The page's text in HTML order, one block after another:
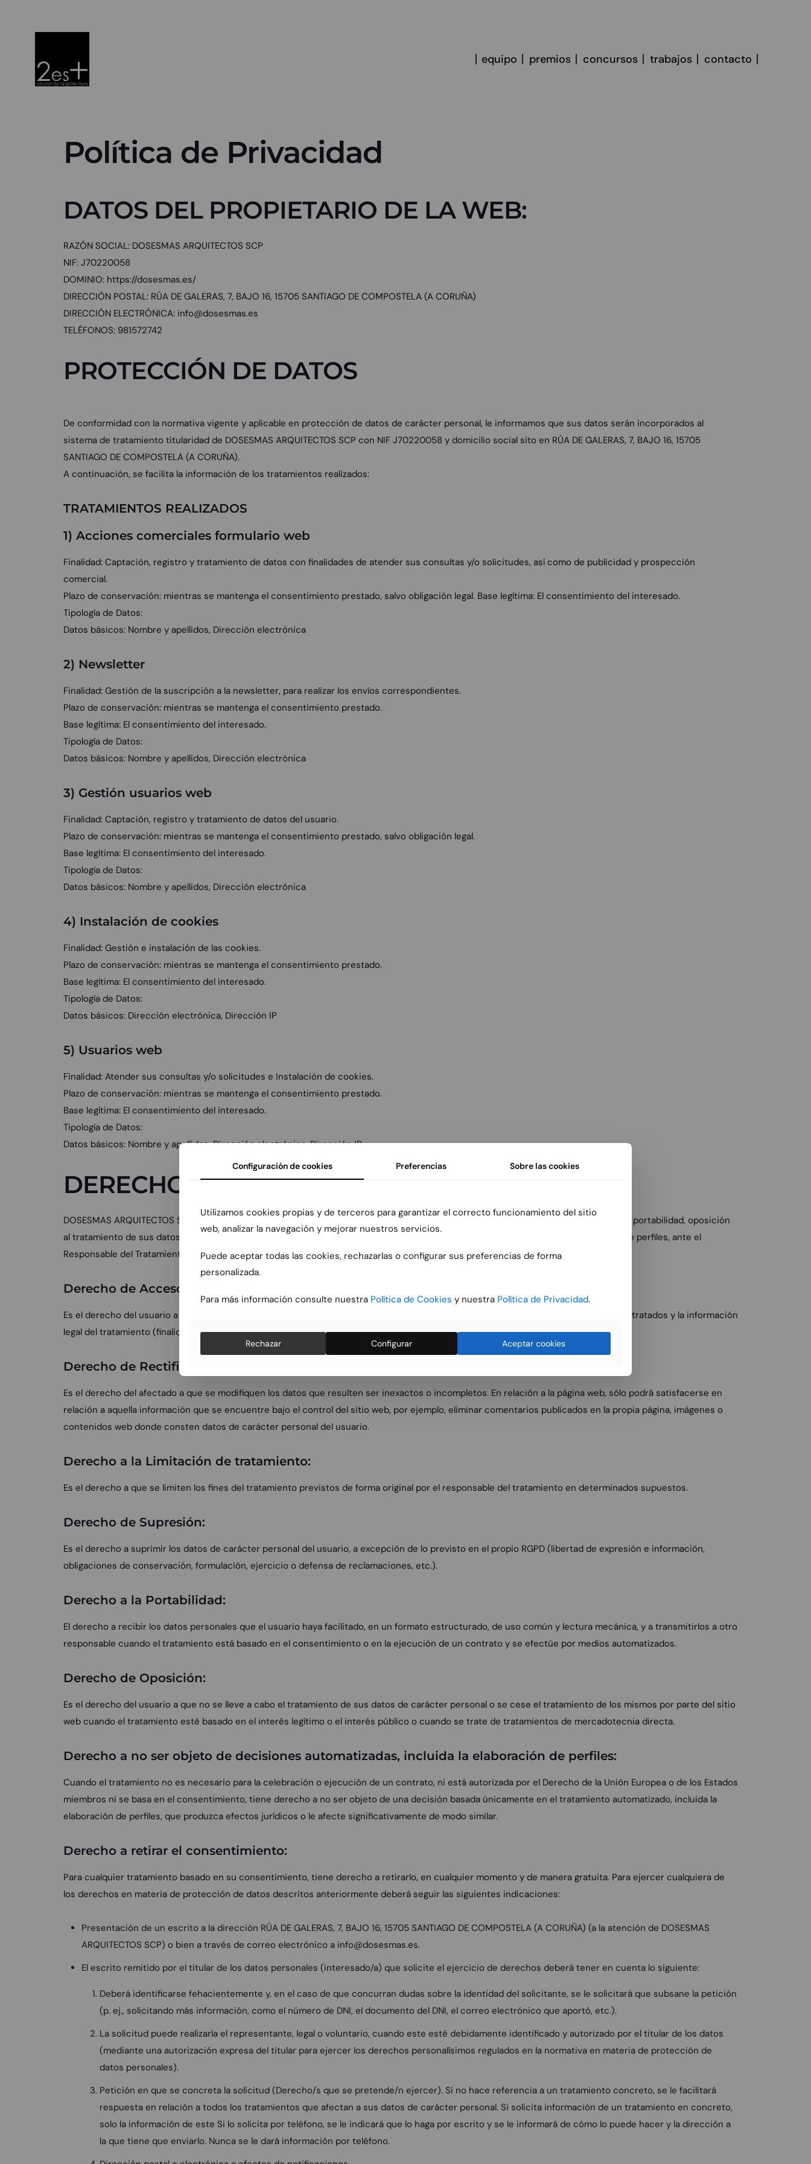
equipo premios concursos trabajos contacto
Política de Privacidad
DATOS DEL PROPIETARIO DE LA WEB:
RAZÓN SOCIAL: DOSESMAS ARQUITECTOS SCP
NIF: J70220058
DOMINIO: https://dosesmas.es/
DIRECCIÓN POSTAL: RÚA DE GALERAS, 7, BAJO 16, 15705 SANTIAGO DE COMPOSTELA (A CORUÑA)
DIRECCIÓN ELECTRÓNICA: info@dosesmas.es
TELÉFONOS: 981572742
PROTECCIÓN DE DATOS
De conformidad con la normativa vigente y aplicable en protección de datos de carácter personal, le informamos que sus datos serán incorporados al
sistema de tratamiento titularidad de DOSESMAS ARQUITECTOS SCP con NIF J70220058 y domicilio social sito en RÚA DE GALERAS, 7, BAJO 16, 15705
SANTIAGO DE COMPOSTELA (A CORUÑA).
A continuación, se facilita la información de los tratamientos realizados:
TRATAMIENTOS REALIZADOS
1) Acciones comerciales formulario web
Finalidad: Captación, registro y tratamiento de datos con finalidades de atender sus consultas y/o solicitudes, así como de publicidad y prospección
comercial.
Plazo de conservación: mientras se mantenga el consentimiento prestado, salvo obligación legal. Base legítima: El consentimiento del interesado.
Tipología de Datos:
Datos básicos: Nombre y apellidos, Dirección electrónica
2) Newsletter
Finalidad: Gestión de la suscripción a la newsletter, para realizar los envíos correspondientes.
Plazo de conservación: mientras se mantenga el consentimiento prestado.
Base legítima: El consentimiento del interesado.
Tipología de Datos:
Datos básicos: Nombre y apellidos, Dirección electrónica
3) Gestión usuarios web
Finalidad: Captación, registro y tratamiento de datos del usuario.
Plazo de conservación: mientras se mantenga el consentimiento prestado, salvo obligación legal.
Base legítima: El consentimiento del interesado.
Tipología de Datos:
Datos básicos: Nombre y apellidos, Dirección electrónica
4) Instalación de cookies
Finalidad: Gestión e instalación de las cookies.
Plazo de conservación: mientras se mantenga el consentimiento prestado.
Base legítima: El consentimiento del interesado.
Tipología de Datos:
Datos básicos: Dirección electrónica, Dirección IP
5) Usuarios web
Finalidad: Atender sus consultas y/o solicitudes e Instalación de cookies.
Plazo de conservación: mientras se mantenga el consentimiento prestado.
Base legítima: El consentimiento del interesado.
Tipología de Datos:
Datos básicos: Nombre y apellidos, Dirección electrónica, Dirección IP
DERECHOS DE LOS INTERESADOS
DOSESMAS ARQUITECTOS SCP informa a los Usuarios que, podrá ejercer los derechos de acceso, rectificación, limitación, supresión, portabilidad, oposición
al tratamiento de sus datos de carácter personal y el derecho a no ser objeto de decisiones automatizadas, incluida la elaboración de perfiles, ante el
Responsable del Tratamiento, así como a la retirada del consentimiento prestado.
Derecho de Acceso:
Es el derecho del usuario a obtener confirmación sobre si se están tratando sus datos y, en tal caso, los concretos datos personales tratados y la información
legal del tratamiento (finalidades, base legitimadora, plazos de conservación, cesiones, origen de los datos, etc.).
Derecho de Rectificación:
Es el derecho del afectado a que se modifiquen los datos que resulten ser inexactos o incompletos. En relación a la página web, sólo podrá satisfacerse en
relación a aquella información que se encuentre bajo el control del sitio web, por ejemplo, eliminar comentarios publicados en la propia página, imágenes o
contenidos web donde consten datos de carácter personal del usuario.
Derecho a la Limitación de tratamiento:
Es el derecho a que se limiten los fines del tratamiento previstos de forma original por el responsable del tratamiento en determinados supuestos.
Derecho de Supresión:
Es el derecho a suprimir los datos de carácter personal del usuario, a excepción de lo previsto en el propio RGPD (libertad de expresión e información,
obligaciones de conservación, formulación, ejercicio o defensa de reclamaciones, etc.).
Derecho a la Portabilidad:
El derecho a recibir los datos personales que el usuario haya facilitado, en un formato estructurado, de uso común y lectura mecánica, y a transmitirlos a otro
responsable cuando el tratamiento está basado en el consentimiento o en la ejecución de un contrato y se efectúe por medios automatizados.
Derecho de Oposición:
Es el derecho del usuario a que no se lleve a cabo el tratamiento de sus datos de carácter personal o se cese el tratamiento de los mismos por parte del sitio
web cuando el tratamiento esté basado en el interés legítimo o el interés público o cuando se trate de tratamientos de mercadotecnia directa.
Derecho a no ser objeto de decisiones automatizadas, incluida la elaboración de perfiles:
Cuando el tratamiento no es necesario para la celebración o ejecución de un contrato, ni está autorizada por el Derecho de la Unión Europea o de los Estados
miembros ni se basa en el consentimiento, tiene derecho a no ser objeto de una decisión basada únicamente en el tratamiento automatizado, incluida la
elaboración de perfiles, que produzca efectos jurídicos o le afecte significativamente de modo similar.
Derecho a retirar el consentimiento:
Para cualquier tratamiento basado en su consentimiento, tiene derecho a retirarlo, en cualquier momento y de manera gratuita. Para ejercer cualquiera de
los derechos en materia de protección de datos descritos anteriormente deberá seguir las siguientes indicaciones:
Presentación de un escrito a la dirección RÚA DE GALERAS, 7, BAJO 16, 15705 SANTIAGO DE COMPOSTELA (A CORUÑA) (a la atención de DOSESMAS
ARQUITECTOS SCP) o bien a través de correo electrónico a info@dosesmas.es.
El escrito remitido por el titular de los datos personales (interesado/a) que solicite el ejercicio de derechos deberá tener en cuenta lo siguiente:
Deberá identificarse fehacientemente y, en el caso de que concurran dudas sobre la identidad del solicitante, se le solicitará que subsane la petición
(p. ej., solicitando más información, como el número de DNI, el documento del DNI, el correo electrónico que aportó, etc.).
La solicitud puede realizarla el representante, legal o voluntario, cuando este esté debidamente identificado y autorizado por el titular de los datos
(mediante una autorización expresa del titular para ejercer los derechos personalísimos regulados en la normativa en materia de protección de
datos personales).
Petición en que se concreta la solicitud (Derecho/s que se pretende/n ejercer). Si no hace referencia a un tratamiento concreto, se le facilitará
respuesta en relación a todos los tratamientos que afectan a sus datos de carácter personal. Si solicita información de un tratamiento en concreto,
solo la información de este Si lo solicita por teléfono, se le indicará que lo haga por escrito y se le informará de cómo lo puede hacer y la dirección a
la que tiene que enviarlo. Nunca se le dará información por teléfono.
Configuración de cookies Preferencias Sobre lascookies
Utilizamos cookies propias y de terceros para garantizar el correcto funcionamiento del sitio
web, analizar la navegación y mejorar nuestros servicios.
Puede aceptar todas las cookies, rechazarlas o configurar sus preferencias de forma
personalizada.
Para más información consulte nuestra Política de Cookies y nuestra Política de Privacidad.
Rechazar Configurar Aceptar cookies